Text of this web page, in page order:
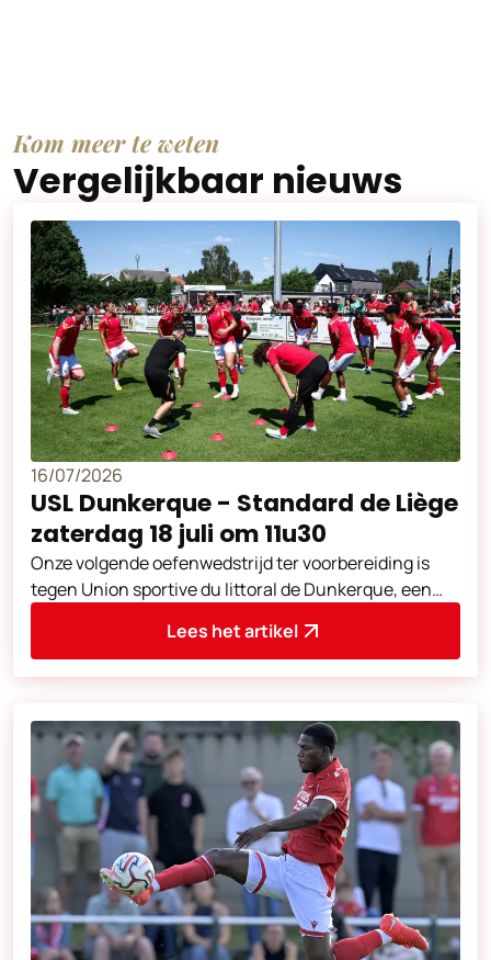
Kom meer te weten
Vergelijkbaar nieuws
16/07/2026
USL Dunkerque - Standard de Liège
zaterdag 18 juli om 11u30
Onze volgende oefenwedstrijd ter voorbereiding is
tegen Union sportive du littoral de Dunkerque, een
Lees het artikel